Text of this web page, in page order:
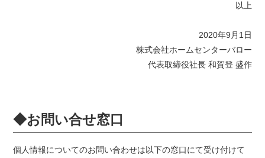
以上
2020年9月1日
株式会社ホームセンターバロー
代表取締役社長 和賀登 盛作
◆お問い合せ窓口
個人情報についてのお問い合わせは以下の窓口にて受け付けて